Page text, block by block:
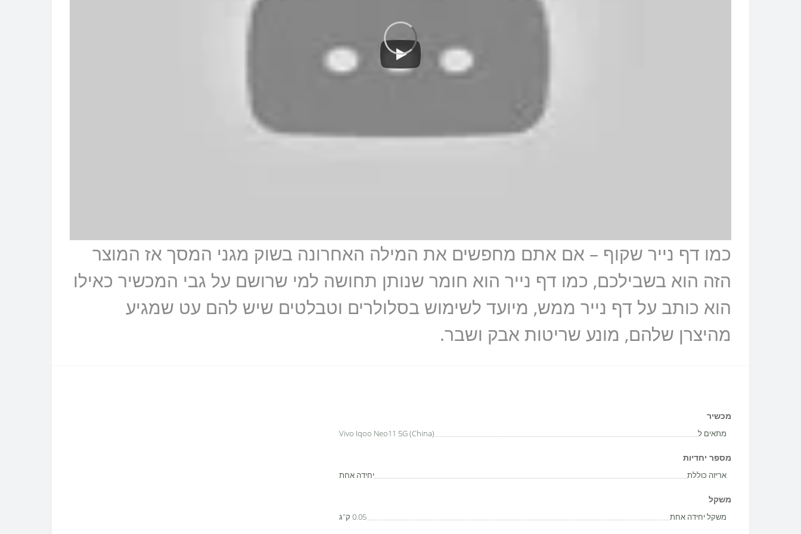
כמו דף נייר שקוף – אם אתם מחפשים את המילה האחרונה בשוק מגני המסך אז המוצר
הזה הוא בשבילכם, כמו דף נייר הוא חומר שנותן תחושה למי שרושם על גבי המכשיר כאילו
הוא כותב על דף נייר ממש, מיועד לשימוש בסלולרים וטבלטים שיש להם עט שמגיע
מהיצרן שלהם, מונע שריטות אבק ושבר.
מכשיר
מתאים ל Vivo Iqoo Neo11 5G (China)
מספר יחדיות
אריזה כוללת יחידה אחת
משקל
משקל יחידה אחת 0.05 ק"ג